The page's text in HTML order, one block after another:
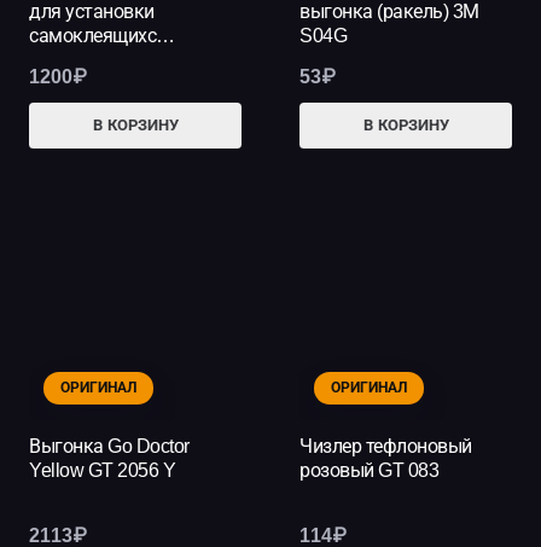
для установки
самоклеящихс…
1200₽
В КОРЗИНУ
выгонка (ракель) 3М
S04G
53₽
В КОРЗИНУ
ОРИГИНАЛ
Выгонка Go Doctor
Yellow GT 2056 Y
2113₽
ОРИГИНАЛ
Чизлер тефлоновый
розовый GT 083
114₽